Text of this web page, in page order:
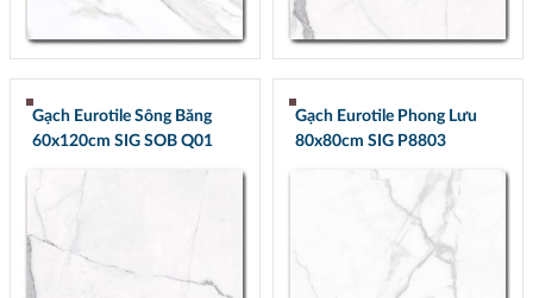
Gạch Eurotile Sông Băng
60x120cm SIG SOB Q01
Gạch Eurotile Phong Lưu
80x80cm SIG P8803